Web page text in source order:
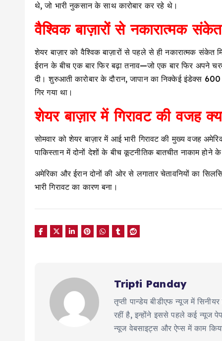
थे, जो भारी नुकसान के साथ कारोबार कर रहे थे।
वैश्विक बाज़ारों से नकारात्मक संकेत
शेयर बाज़ार को वैश्विक बाज़ारों से पहले से ही नकारात्मक
ईरान के बीच एक बार फिर बढ़ा तनाव—जो एक बार फिर अपने
दी। शुरुआती कारोबार के दौरान, जापान का निक्केई इंडेक्स
गिर गया था।
शेयर बाज़ार में गिरावट की वजह
सोमवार को शेयर बाज़ार में आई भारी गिरावट की मुख्य वजह
पाकिस्तान में दोनों देशों के बीच कूटनीतिक बातचीत नाकाम
अमेरिका और ईरान दोनों की ओर से लगातार चेतावनियों का
भारी गिरावट का कारण बना।
Tripti Panday
तृप्ती पान्डेय बीडीएफ न्यूज में
रहीं है, इन्होंने इससे पहले कई न्यूज
न्यूज वेबसाइट्स और ऐप्स में काम